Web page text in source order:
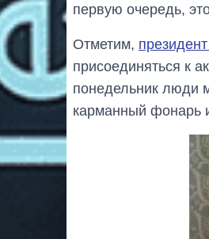
первую очередь,
Отметим,
присоединяться к
понедельник люди
карманный фонарь